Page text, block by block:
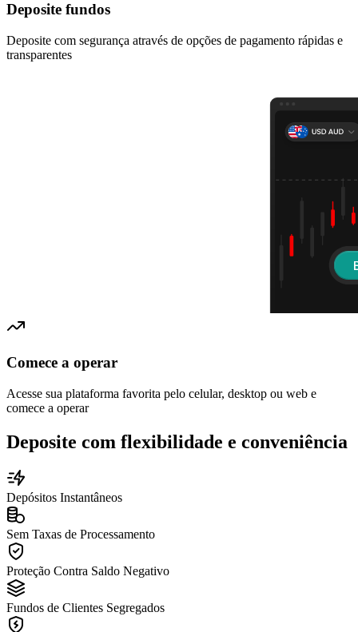
Deposite fundos
Deposite com segurança através de opções de pagamento rápidas e
transparentes
Comece a operar
Acesse sua plataforma favorita pelo celular, desktop ou web e
comece a operar
Deposite com flexibilidade e conveniência
Depósitos Instantâneos
Sem Taxas de Processamento
Proteção Contra Saldo Negativo
Fundos de Clientes Segregados